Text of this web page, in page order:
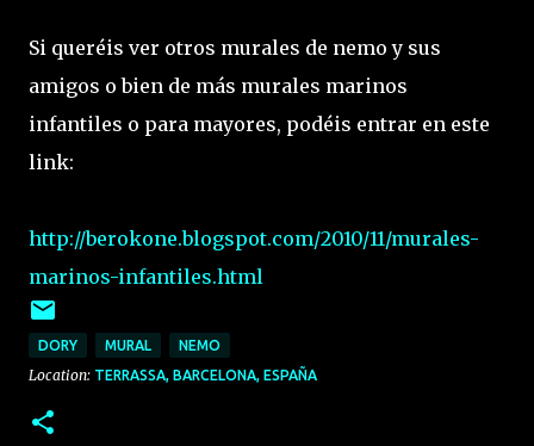
Si queréis ver otros murales de nemo y sus
amigos o bien de más murales marinos
infantiles o para mayores, podéis entrar en este
link:
http://berokone.blogspot.com/2010/11/murales-
marinos-infantiles.html
DORY MURAL NEMO
Location: TERRASSA, BARCELONA, ESPAÑA